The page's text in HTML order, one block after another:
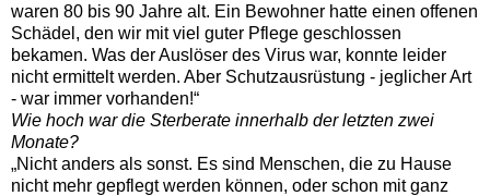
waren 80 bis 90 Jahre alt. Ein Bewohner hatte einen offenen
Schädel, den wir mit viel guter Pflege geschlossen
bekamen. Was der Auslöser des Virus war, konnte leider
nicht ermittelt werden. Aber Schutzausrüstung - jeglicher Art
- war immer vorhanden!“
Wie hoch war die Sterberate innerhalb der letzten zwei
Monate?
„Nicht anders als sonst. Es sind Menschen, die zu Hause
nicht mehr gepflegt werden können, oder schon mit ganz